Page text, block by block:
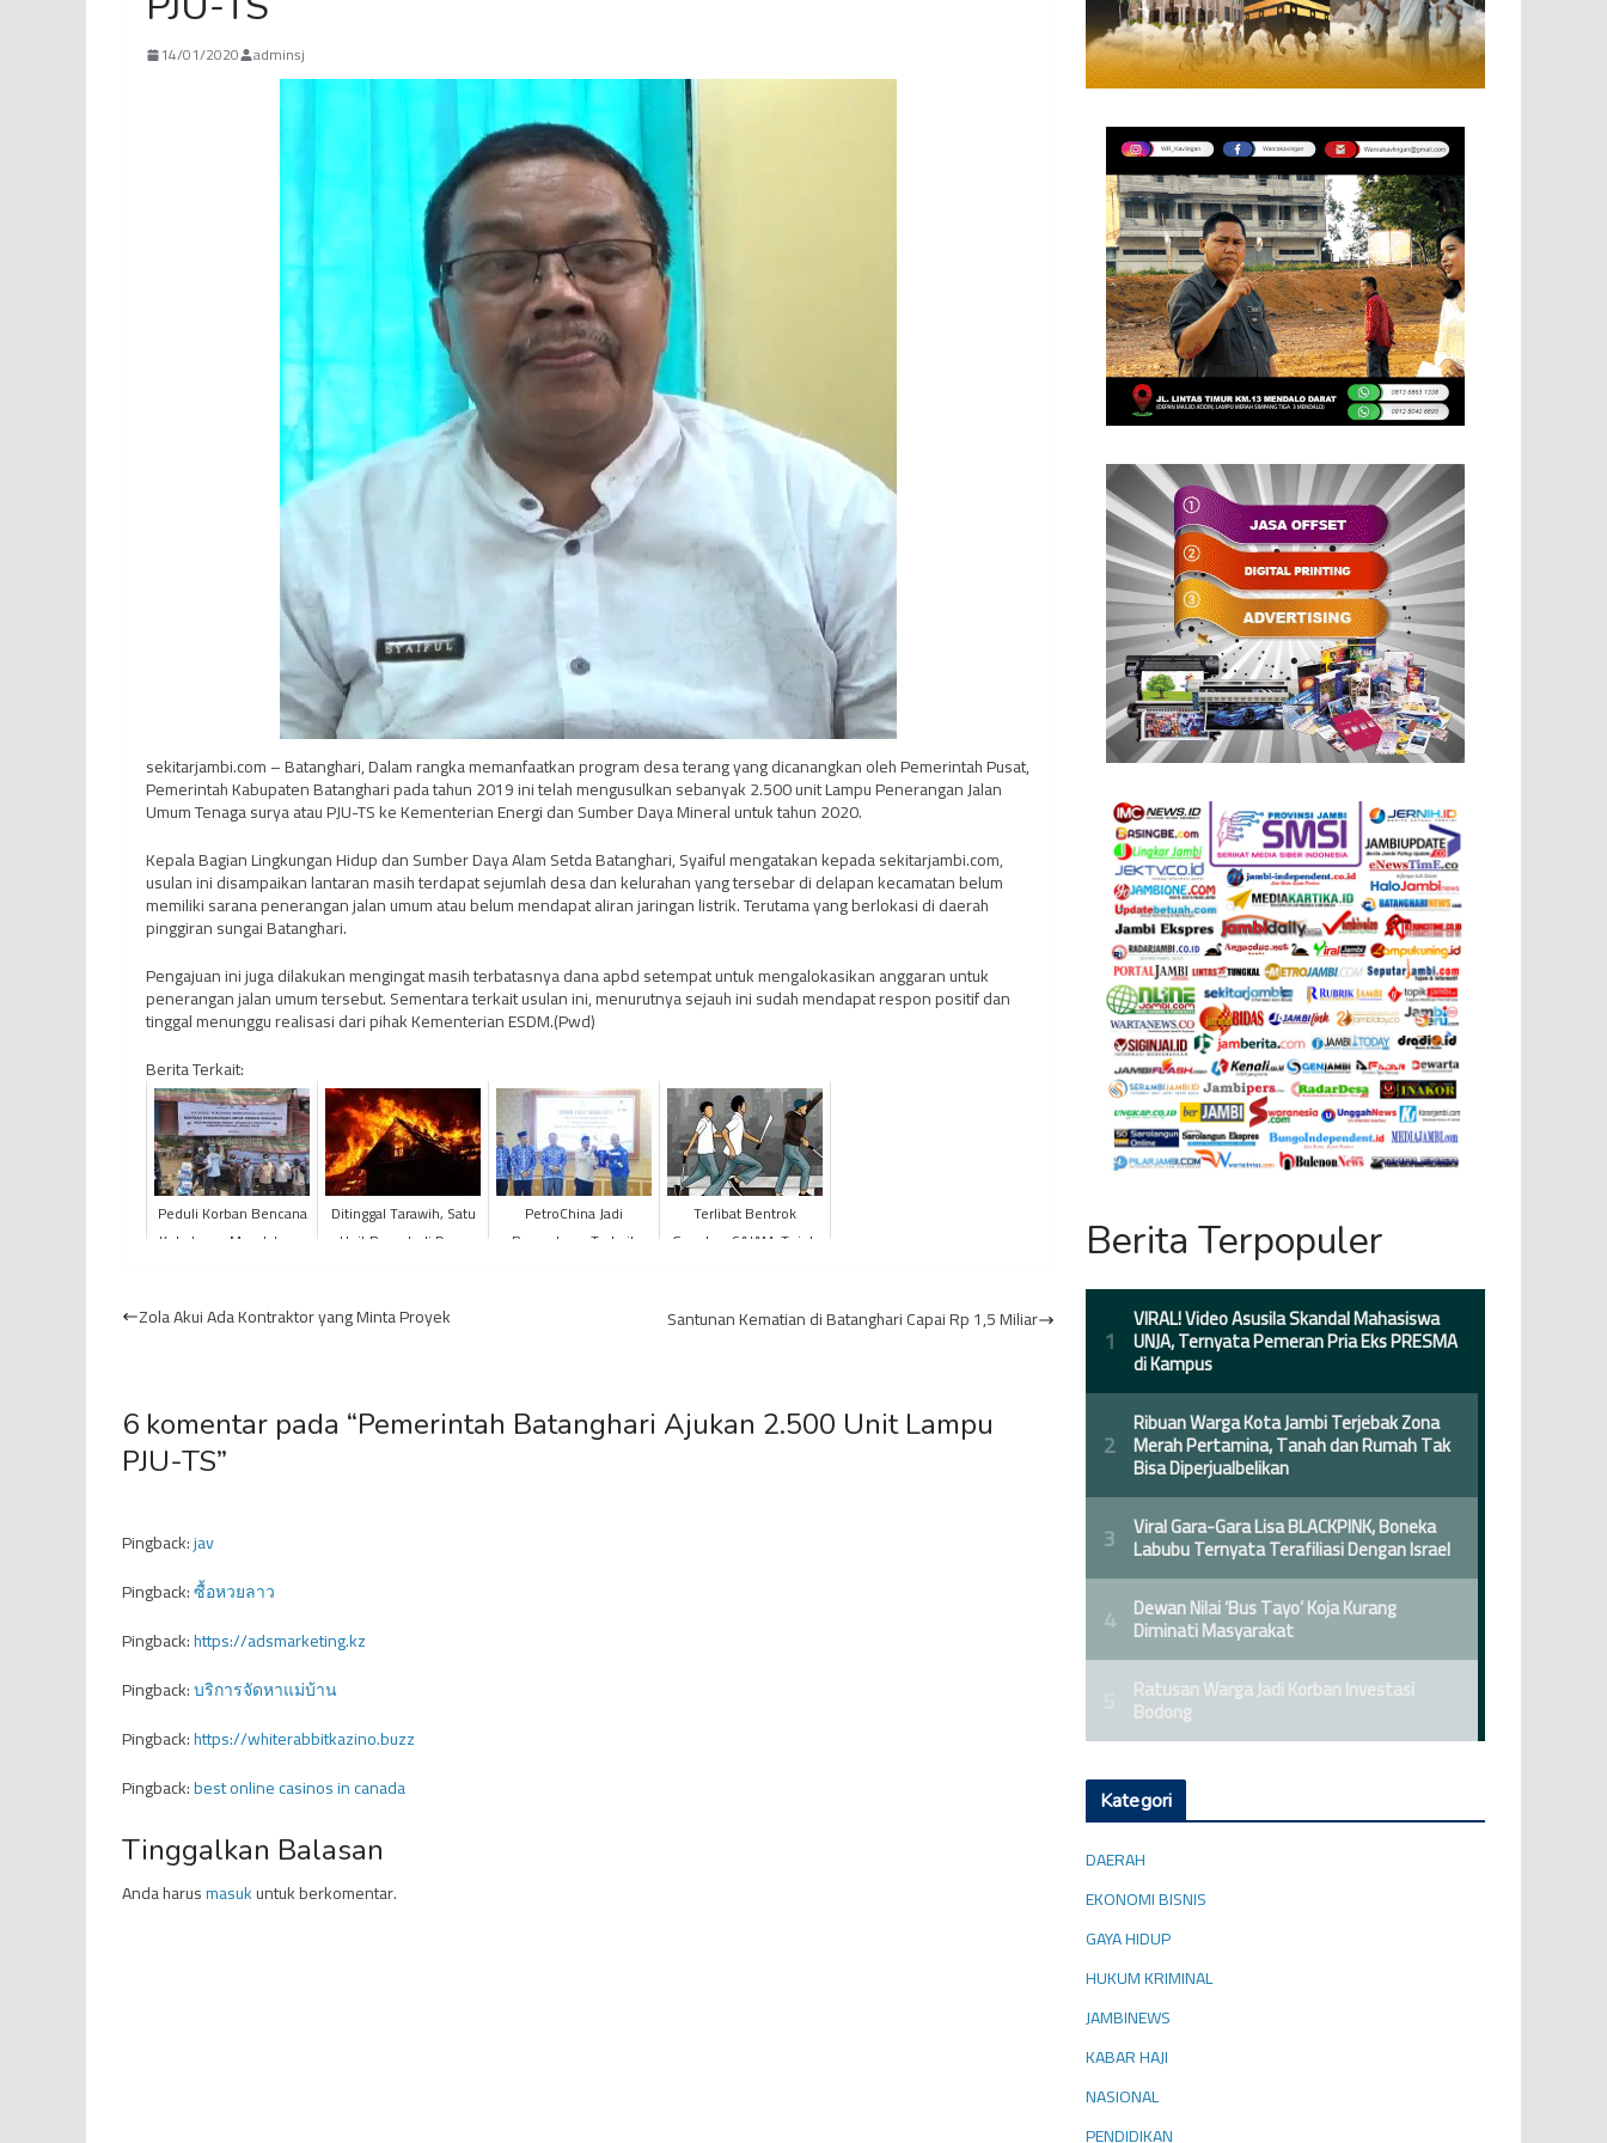
14/01/2020 adminsj
sekitarjambi.com – Batanghari, Dalam rangka memanfaatkan program desa terang yang dicanangkan oleh Pemerintah Pusat,
Pemerintah Kabupaten Batanghari pada tahun 2019 ini telah mengusulkan sebanyak 2.500 unit Lampu Penerangan Jalan
Umum Tenaga surya atau PJU-TS ke Kementerian Energi dan Sumber Daya Mineral untuk tahun 2020.
Kepala Bagian Lingkungan Hidup dan Sumber Daya Alam Setda Batanghari, Syaiful mengatakan kepada sekitarjambi.com,
usulan ini disampaikan lantaran masih terdapat sejumlah desa dan kelurahan yang tersebar di delapan kecamatan belum
memiliki sarana penerangan jalan umum atau belum mendapat aliran jaringan listrik. Terutama yang berlokasi di daerah
pinggiran sungai Batanghari.
Pengajuan ini juga dilakukan mengingat masih terbatasnya dana apbd setempat untuk mengalokasikan anggaran untuk
penerangan jalan umum tersebut. Sementara terkait usulan ini, menurutnya sejauh ini sudah mendapat respon positif dan
tinggal menunggu realisasi dari pihak Kementerian ESDM.(Pwd)
Berita Terkait:
Peduli Korban Bencana
Kebakaran Mendahara,
Pa...
Ditinggal Tarawih, Satu
Unit Rumah di Desa
PetroChina Jadi
Perusahaan Terbaik
Terlibat Bentrok
Gunakan SAJAM, Tujuh
Zola Akui Ada Kontraktor yang Minta Proyek Santunan Kematian di Batanghari Capai Rp 1,5 Miliar
6 komentar pada “Pemerintah Batanghari Ajukan 2.500 Unit Lampu
PJU-TS”
Pingback:jav
Pingback:ซื้อหวยลาว
Pingback:https://adsmarketing.kz
Pingback:บริการจัดหาแม่บ้าน
Pingback:https://whiterabbitkazino.buzz
Pingback:best online casinos in canada
Tinggalkan Balasan
Anda harusmasukuntuk berkomentar.
Berita Terpopuler
Kategori
DAERAH
EKONOMI BISNIS
GAYA HIDUP
HUKUM KRIMINAL
JAMBINEWS
KABAR HAJI
NASIONAL
PENDIDIKAN